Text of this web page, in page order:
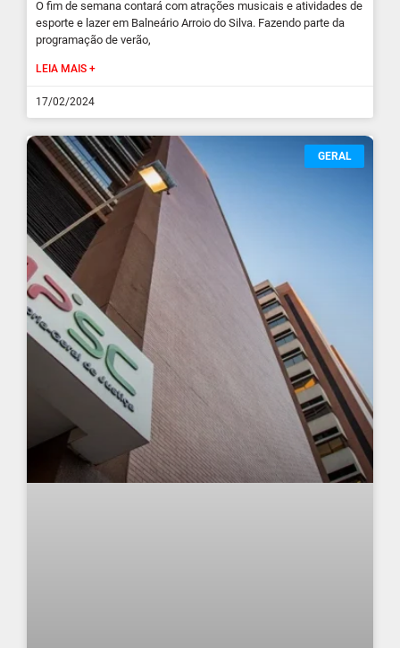
O fim de semana contará com atrações musicais e atividades de
esporte e lazer em Balneário Arroio do Silva. Fazendo parte da
programação de verão,
LEIA MAIS +
17/02/2024
GERAL